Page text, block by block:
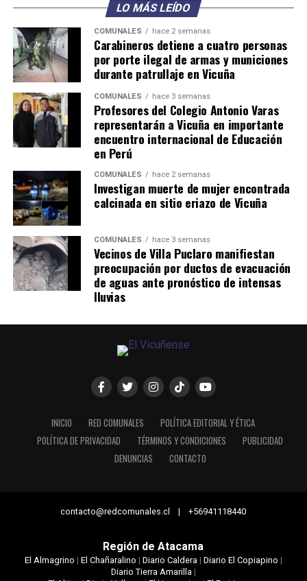
LO MÁS LEÍDO
COMUNALES hace 2 semanas
Carabineros detiene a cuatro personas
por porte ilegal de armas y municiones
durante patrullaje en Vicuña
COMUNALES hace 3 semanas
Profesores del Colegio Antonio Varas
representarán a Vicuña en importante
encuentro internacional de Educación
en Perú
COMUNALES hace 2 semanas
Investigan muerte de mujer encontrada
calcinada en sitio eriazo de Vicuña
COMUNALES hace 3 semanas
Vecinos de Villa Puclaro manifiestan
preocupación por ductos de evacuación
de aguas ante pronóstico de intensas
lluvias
INICIO RED COMUNALES
POLÍTICA EDITORIAL Y ÉTICA
POLÍTICA DE PRIVACIDAD
TÉRMINOS Y CONDICIONES
PUBLICIDAD
DENUNCIAS
CONTACTO
contacto@redcomunales.cl | +56941118440
Región de Atacama
El Almagrino | El Chañaralino | Diario Caldera | Diario El Copiapino |
Diario Tierra Amarilla |